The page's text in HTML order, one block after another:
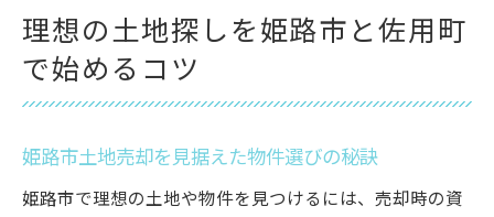
佐用町土地と平屋物件探しの実践アドバイ
ス
佐用町空き家バンクと土地売却の連携術
農地付き空き家の活用と土地売却の考え方
理想の土地探しを姫路市と佐用町
で始めるコツ
姫路市土地売却を見据えた物件選びの秘訣
姫路市で理想の土地や物件を見つけるには、売却時の資